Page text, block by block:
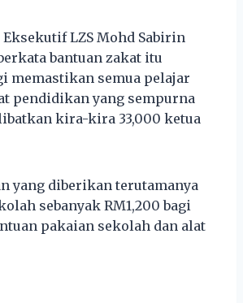
Eksekutif LZS Mohd Sabirin
bantuan zakat itu
memastikan semua pelajar
pendidikan yang sempurna
kira-kira 33,000 ketua
yang diberikan terutamanya
sebanyak RM1,200 bagi
pakaian sekolah dan alat